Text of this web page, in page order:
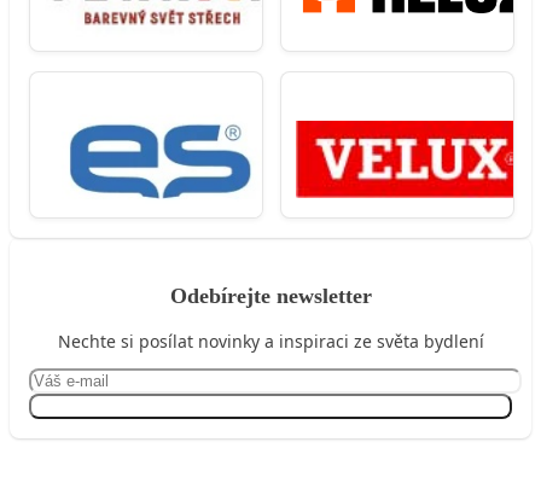
Odebírejte newsletter
Nechte si posílat novinky a inspiraci ze světa bydlení